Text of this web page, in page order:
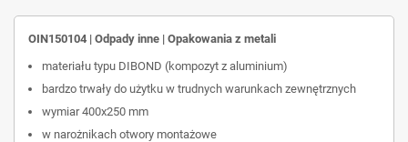
OIN150104 | Odpady inne | Opakowania z metali
materiału typu DIBOND (kompozyt z aluminium)
bardzo trwały do użytku w trudnych warunkach zewnętrznych
wymiar 400x250 mm
w narożnikach otwory montażowe